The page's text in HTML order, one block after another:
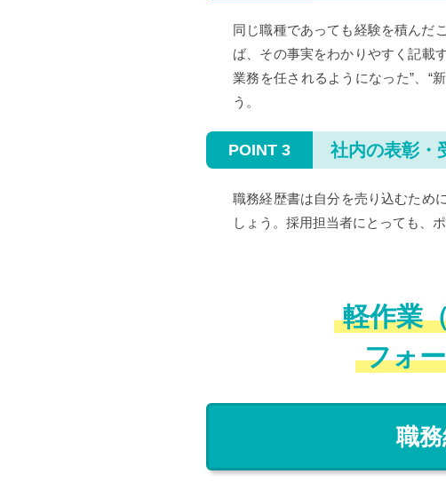
同じ職種であっても経験を積んだ
ば、その事実をわかりやすく記載
業務を任されるようになった”、“
う。
社内の表彰・
職務経歴書は自分を売り込むため
しょう。採用担当者にとっても、
軽作業
フォ
職